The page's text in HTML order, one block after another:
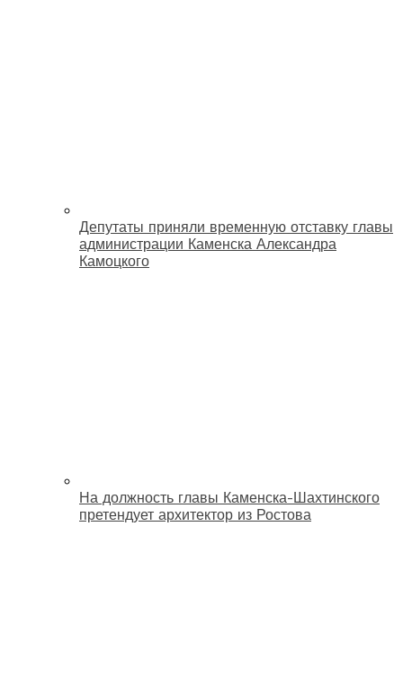
Депутаты приняли временную отставку главы
администрации Каменска Александра
Камоцкого
На должность главы Каменска-Шахтинского
претендует архитектор из Ростова